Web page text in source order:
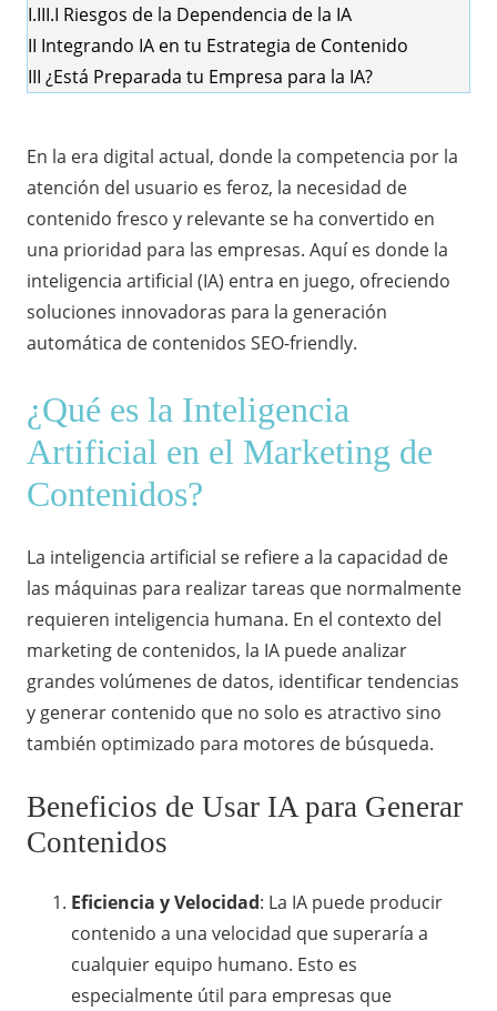
I.III.I Riesgos de la Dependencia de la IA
II Integrando IA en tu Estrategia de Contenido
III ¿Está Preparada tu Empresa para la IA?
En la era digital actual, donde la competencia por la
atención del usuario es feroz, la necesidad de
contenido fresco y relevante se ha convertido en
una prioridad para las empresas. Aquí es donde la
inteligencia artificial (IA) entra en juego, ofreciendo
soluciones innovadoras para la generación
automática de contenidos SEO-friendly.
¿Qué es la Inteligencia
Artificial en el Marketing de
Contenidos?
La inteligencia artificial se refiere a la capacidad de
las máquinas para realizar tareas que normalmente
requieren inteligencia humana. En el contexto del
marketing de contenidos, la IA puede analizar
grandes volúmenes de datos, identificar tendencias
y generar contenido que no solo es atractivo sino
también optimizado para motores de búsqueda.
Beneficios de Usar IA para Generar
Contenidos
Eficiencia y Velocidad: La IA puede producir
contenido a una velocidad que superaría a
cualquier equipo humano. Esto es
especialmente útil para empresas que